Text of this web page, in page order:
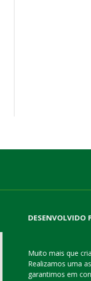
DESENVOLVIDO
Muito mais que
Realizamos uma
garantimos em